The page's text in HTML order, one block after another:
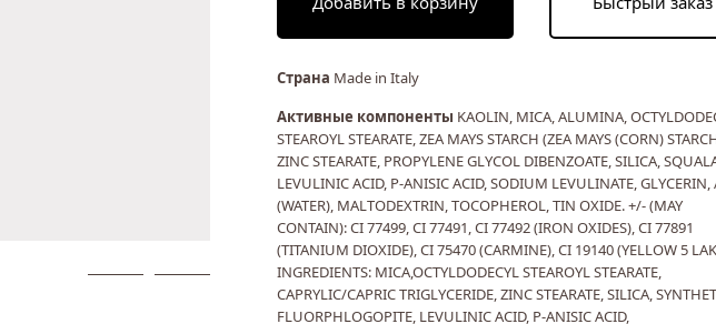
Страна Made in Italy
Активные компоненты KAOLIN, MICA, ALUMINA,
STEAROYL STEARATE, ZEA MAYS STARCH (ZEA MAYS (CORN)
ZINC STEARATE, PROPYLENE GLYCOL DIBENZOATE, SILICA,
LEVULINIC ACID, P-ANISIC ACID, SODIUM LEVULINATE, GLYCERIN,
(WATER), MALTODEXTRIN, TOCOPHEROL, TIN OXIDE. +/- (MAY
CONTAIN): CI 77499, CI 77491, CI 77492 (IRON OXIDES), CI 77891
(TITANIUM DIOXIDE), CI 75470 (CARMINE), CI 19140 (YELLOW 5
INGREDIENTS: MICA,OCTYLDODECYL STEAROYL STEARATE,
CAPRYLIC/CAPRIC TRIGLYCERIDE, ZINC STEARATE, SILICA,
FLUORPHLOGOPITE, LEVULINIC ACID, P-ANISIC ACID,